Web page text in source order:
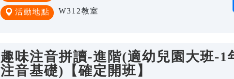
活動地點 W312教室
趣味注音拼讀-進階(適幼兒園大班-
注音基礎)【確定開班】